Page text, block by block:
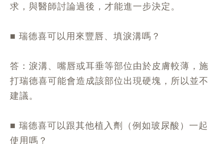
求，與醫師討論過後，才能進一步決定。
■ 瑞德喜可以用來豐唇、填淚溝嗎？
答：淚溝、嘴唇或耳垂等部位由於皮膚較薄，施
打瑞德喜可能會造成該部位出現硬塊，所以並不
建議。
■ 瑞德喜可以跟其他植入劑（例如玻尿酸）一起
使用嗎？